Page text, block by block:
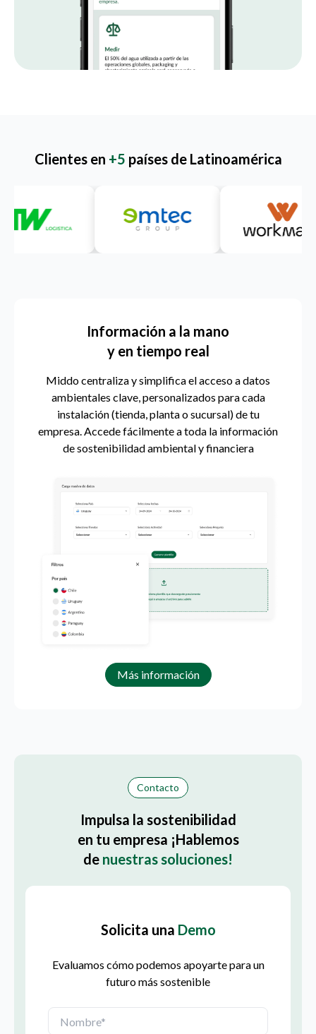
Clientes en +5 países de Latinoamérica
Información a la mano
y en tiempo real
Middo centraliza y simplifica el acceso a datos
ambientales clave, personalizados para cada
instalación (tienda, planta o sucursal) de tu
empresa. Accede fácilmente a toda la información
de sostenibilidad ambiental y financiera
Más información
Contacto
Impulsa la sostenibilidad
en tu empresa ¡Hablemos
de nuestras soluciones!
Solicita una Demo
Evaluamos cómo podemos apoyarte para un
futuro más sostenible